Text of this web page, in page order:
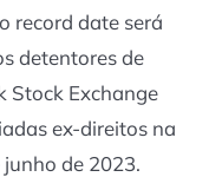
record date será
detentores de
Stock Exchange
ex-direitos na
junho de 2023.